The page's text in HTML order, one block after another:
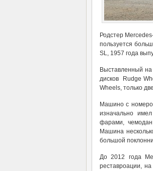
Родстер
пользуется
SL, 1957 года
Выставленный
дисков Rudge
Wheels, только
Машино с
изначально
фарами,
Машина
большой
До 2012 года
реставроации,